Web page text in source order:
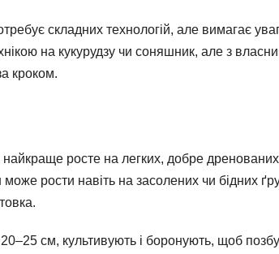
складних технологій, але вимагає
на кукурудзу чи соняшник, але з
кроком.
росте на легких, добре дренованих
рости навіть на засолених чи бідних
см, культивують і боронують, щоб